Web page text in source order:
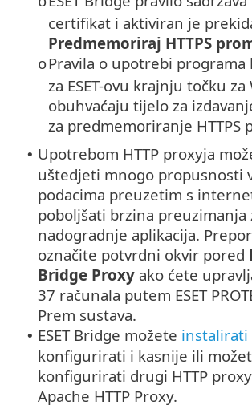
certifikat i aktiviran je
Predmemoriraj HTTPS
oPravila o upotrebi programa
za ESET-ovu krajnju točku
obuhvaćaju tijelo za
za predmemoriranje HTTPS
• Upotrebom HTTP proxyja
uštedjeti mnogo propusnosti
podacima preuzetim s
poboljšati brzina preuzimanja
nadogradnje aplikacija.
označite potvrdni okvir pored
Bridge Proxy ako ćete
37 računala putem ESET
Prem sustava.
• ESET Bridge možete instalirati
konfigurirati i kasnije ili
konfigurirati drugi HTTP
Apache HTTP Proxy.